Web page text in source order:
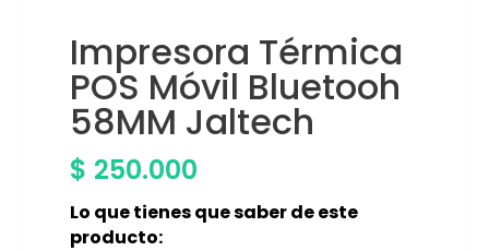
Impresora Térmica
POS Móvil Bluetooh
58MM Jaltech
$ 250.000
Lo que tienes que saber de este
producto: